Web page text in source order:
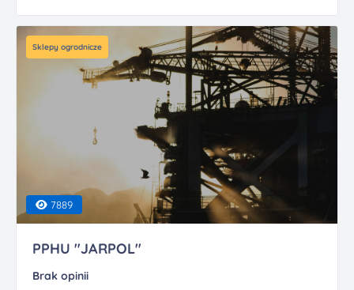
Sklepy ogrodnicze
7889
PPHU "JARPOL"
Brak opinii